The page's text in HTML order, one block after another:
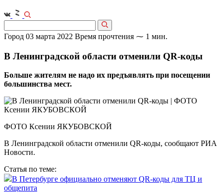
Город 03 марта 2022 Время прочтения ⁓ 1 мин.
В Ленинградской области отменили QR-коды
Больше жителям не надо их предъявлять при посещении
большинства мест.
ФОТО Ксении ЯКУБОВСКОЙ
В Ленинградской области отменили QR-коды, сообщают РИА
Новости.
Статья по теме:
В Петербурге официально отменяют QR-коды для ТЦ и
общепита